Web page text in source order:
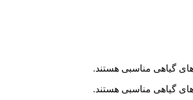
گیاهی مناسبی هستند.
گیاهی مناسبی هستند.